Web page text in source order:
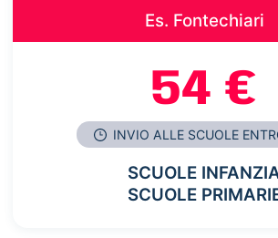
Es. Fontechiari
54 €
INVIO ALLE SCUOLE
SCUOLE
SCUOLE